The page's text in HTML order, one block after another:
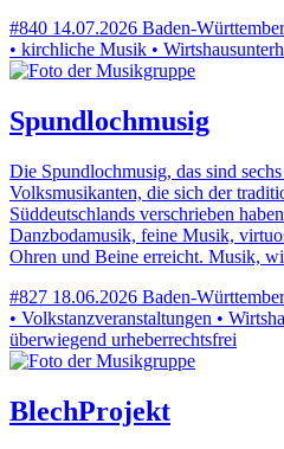
#840 14.07.2026 Baden-
• kirchliche Musik •
Spundlochmusig
Die Spundlochmusig, das sind
Volksmusikanten, die sich der
Süddeutschlands verschrieben
Danzbodamusik, feine Musik,
Ohren und Beine erreicht. Musik,
#827 18.06.2026 Baden-
• Volkstanzveranstaltungen •
überwiegend urheberrechtsfrei
BlechProjekt